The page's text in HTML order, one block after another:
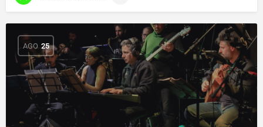
AGO 25